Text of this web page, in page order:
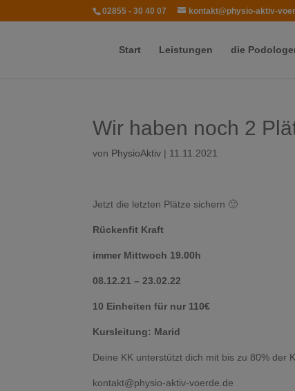
02855 - 30 40 07 kontakt@physio-aktiv-
Start Leistungen die
Wir haben noch 2
von PhysioAktiv | 11.11.2021
Jetzt die letzten Plätze sichern 🙂
Rückenfit Kraft
immer Mittwoch 19.00h
08.12.21 – 23.02.22
10 Einheiten für nur 110€
Kursleitung: Marid
Deine KK unterstützt dich mit bis zu 80% der
kontakt@physio-aktiv-voerde.de